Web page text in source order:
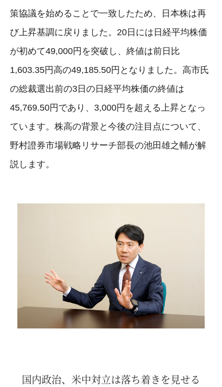
策協議を始めることで一致したため、日本株は再
び上昇基調に戻りました。20日には日経平均株価
が初めて49,000円を突破し、終値は前日比
1,603.35円高の49,185.50円となりました。高市氏
の総裁選出前の3日の日経平均株価の終値は
45,769.50円であり、3,000円を超える上昇となっ
ています。株高の背景と今後の注目点について、
野村證券市場戦略リサーチ部長の池田雄之輔が解
説します。
国内政治、米中対立は落ち着きを見せる